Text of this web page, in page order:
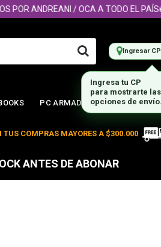
ANDREANI / OCA A TODO EL PAÍS🚚
Ingresar
PC ARMADA
TUS COMPRAS MAYORES A $300.000
ANTES DE ABONAR
Ingresa tu CP
para mostrarte
opciones de envío.